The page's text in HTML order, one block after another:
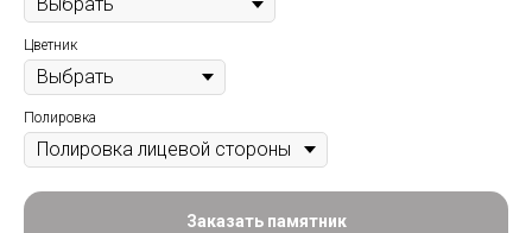
Цветник
Полировка
Заказать памятник